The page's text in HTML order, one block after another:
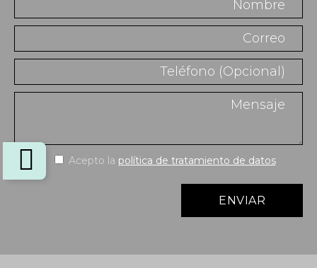
Acepto la política de tratamiento de datos